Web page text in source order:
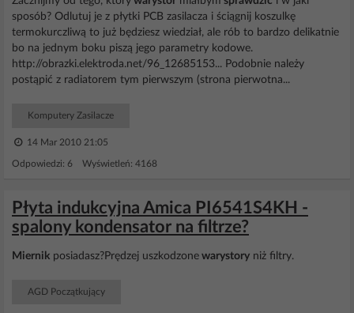
sposób? Odlutuj je z płytki PCB zasilacza i ściągnij koszulkę
termokurczliwą to już będziesz wiedział, ale rób to bardzo delikatnie
bo na jednym boku piszą jego parametry kodowe.
http://obrazki.elektroda.net/96_12685153... Podobnie należy
postąpić z radiatorem tym pierwszym (strona pierwotna...
Komputery Zasilacze
14 Mar 2010 21:05
Odpowiedzi: 6 Wyświetleń: 4168
Płyta indukcyjna Amica PI6541S4KH -
spalony kondensator na filtrze?
Miernik posiadasz?Prędzej uszkodzone warystory niż filtry.
AGD Początkujący